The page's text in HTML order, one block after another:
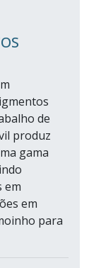
de
produz
gama
em
em
para